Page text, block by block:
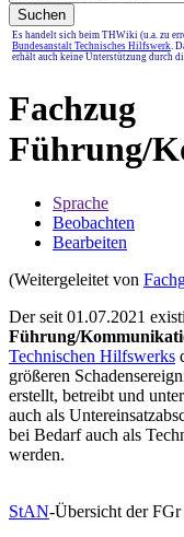
Suchen
Es handelt sich beim THWiki (u.a. zu
Bundesanstalt Technisches Hilfswerk.
erhält auch keine Unterstützung durch
Fachzug
Führung/
Sprache
Beobachten
Bearbeiten
(Weitergeleitet von
Der seit 01.07.2021
Führung/
Technischen Hilfswerks
größeren
erstellt, betreibt und
auch als
bei Bedarf auch als
werden.
StAN-Übersicht der